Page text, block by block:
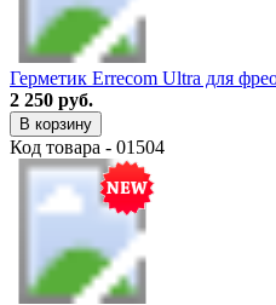
Герметик Errecom Ultra для
2 250 руб.
В корзину
Код товара - 01504